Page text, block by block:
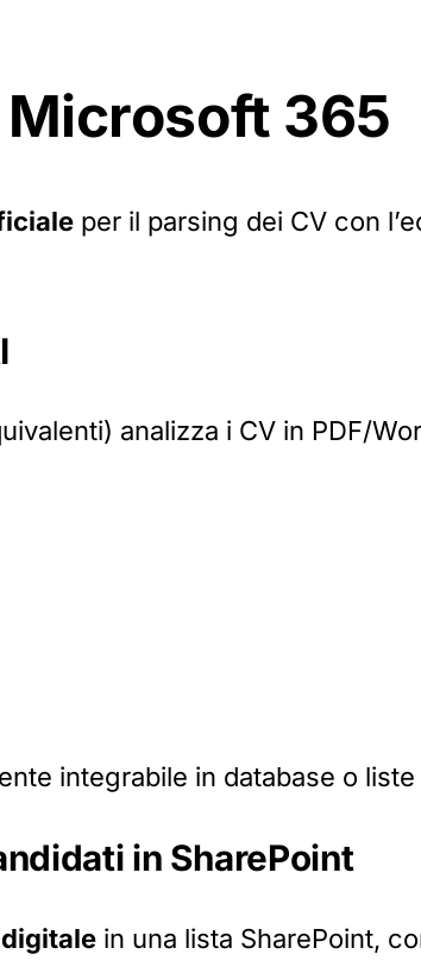
365
per il parsing dei CV con
analizza i CV in PDF/
integrabile in database o liste
in SharePoint
in una lista SharePoint,